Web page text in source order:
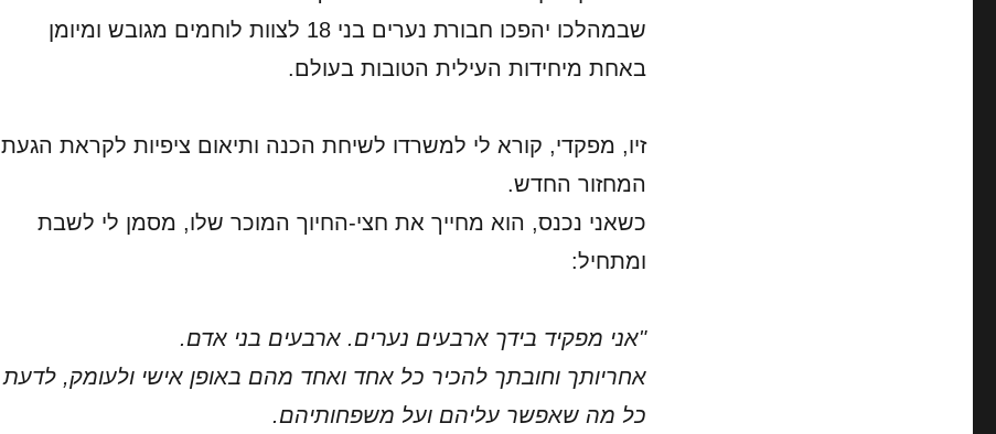
שבמהלכו יהפכו חבורת נערים בני 18 לצוות לוחמים מגובש ומיומן
באחת מיחידות העילית הטובות בעולם.
זיו, מפקדי, קורא לי למשרדו לשיחת הכנה ותיאום ציפיות לקראת הגעת
המחזור החדש.
כשאני נכנס, הוא מחייך את חצי-החיוך המוכר שלו, מסמן לי לשבת
ומתחיל:
"אני מפקיד בידך ארבעים נערים. ארבעים בני אדם.
אחריותך וחובתך להכיר כל אחד ואחד מהם באופן אישי ולעומק, לדעת
כל מה שאפשר עליהם ועל משפחותיהם.